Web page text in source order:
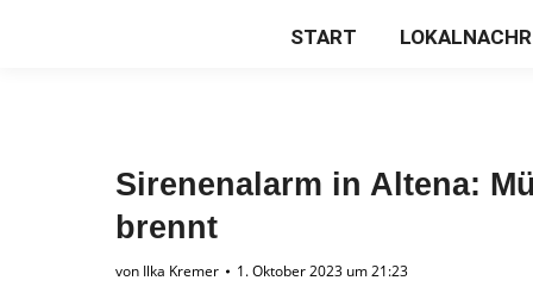
START
Sirenenalarm in Altena:
brennt
von Ilka Kremer 1. Oktober 2023 um 21:23